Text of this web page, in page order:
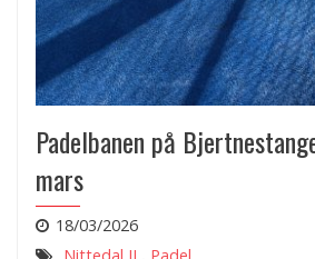
Padelbanen på
mars
18/03/2026